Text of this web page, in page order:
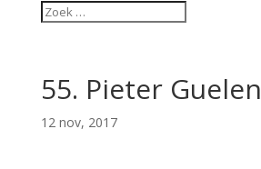
55. Pieter Guelen
12 nov, 2017